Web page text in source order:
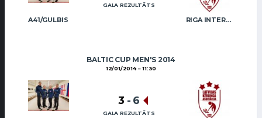
A41/GULBIS RIGA INTERNATIONAL CURLING CLUB / GRAY
GALA REZULTĀTS
BALTIC CUP MEN'S 2014
12/01/2014 11:30
3 - 6
GALA REZULTĀTS